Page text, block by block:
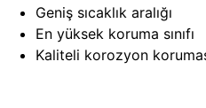
Geniş sıcaklık aralığı
En yüksek koruma sınıfı
Kaliteli korozyon